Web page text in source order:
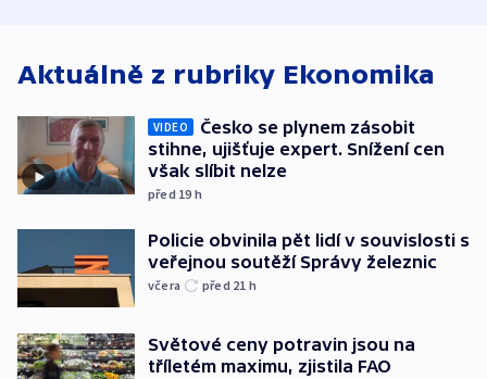
Aktuálně z rubriky Ekonomika
VIDEO
Česko se plynem zásobit
stihne, ujišťuje expert. Snížení cen
však slíbit nelze
před 19 h
Policie obvinila pět lidí v souvislosti s
veřejnou soutěží Správy železnic
včera před 21 h
Světové ceny potravin jsou na
tříletém maximu, zjistila FAO